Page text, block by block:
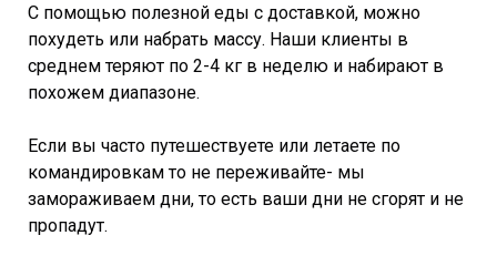
С помощью полезной еды с доставкой, можно
похудеть или набрать массу. Наши клиенты в
среднем теряют по 2-4 кг в неделю и набирают в
похожем диапазоне.
Если вы часто путешествуете или летаете по
командировкам то не переживайте- мы
замораживаем дни, то есть ваши дни не сгорят и не
пропадут.